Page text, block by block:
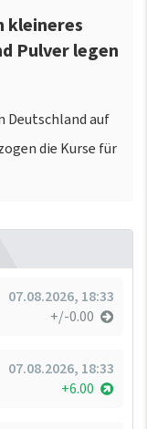
kleineres
Pulver legen
Deutschland auf
die Kurse für
07.08.2026, 18:33
+/-0.00
07.08.2026, 18:33
+6.00